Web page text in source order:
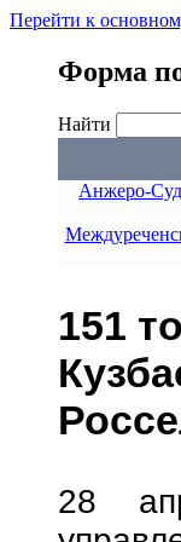
Перейти к
Форма
Найти
Анжеро-
151
28